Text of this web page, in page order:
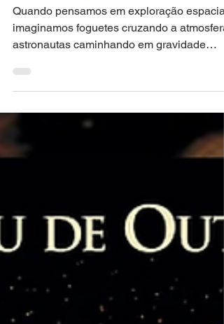
da inovação
Quando pensamos em exploração espacial,
astronautas caminhando em gravidade
reduzida e bases futuristas iluminando a
imaginário existe uma questão fundamental
que está ganhando destaque: como
alimentos fora da Terra? A nova corrida
sustentar a vida em ambientes extremos,
unindo ciência espacial, biotecnologia e